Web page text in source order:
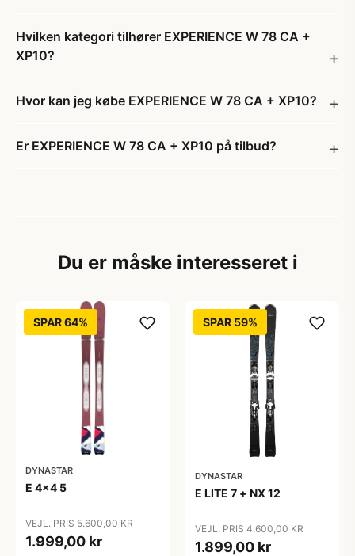
Hvilken kategori tilhører EXPERIENCE W 78 CA +
XP10?
Hvor kan jeg købe EXPERIENCE W 78 CA + XP10?
Er EXPERIENCE W 78 CA + XP10 på tilbud?
Du er måske interesseret i
SPAR 64%
DYNASTAR
E 4x4 5
VEJL. PRIS 5.600,00 KR
1.999,00 kr
SPAR 59%
DYNASTAR
E LITE 7 + NX 12
VEJL. PRIS 4.600,00 KR
1.899,00 kr